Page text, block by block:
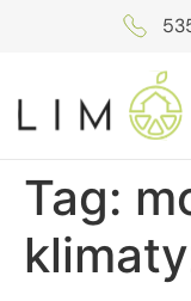
Tag: